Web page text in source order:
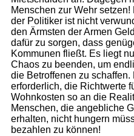
Menschen zur Wehr
der Politiker ist nicht
den Ärmsten der Armen
dafür zu sorgen, dass
Kommunen fließt. Es liegt
Chaos zu beenden, um
die Betroffenen zu schaffen.
erforderlich, die Richtwerte
Wohnkosten so an die
Menschen, die angebliche
erhalten, nicht hungern
bezahlen zu können!